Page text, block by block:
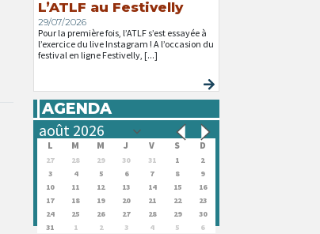
L’ATLF au Festivelly
29/07/2026
Pour la première fois, l’ATLF s’est essayée à
l’exercice du live Instagram ! A l’occasion du
festival en ligne Festivelly, [...]
AGENDA
L M M J V S D
27 28 29 30 31 1
2
3
4 5 6 7 8
9
10
11 12 13 14 15
16
17
18 19 20 21 22
23
24
25 26 27 28 29
30
31
1 2 3 4 5 6